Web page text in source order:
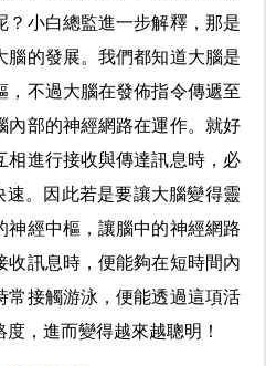
？小白總監進一步解釋，那是
腦的發展。我們都知道大腦是
，不過大腦在發佈指令傳遞至
內部的神經網路在運作。就好
相進行接收與傳達訊息時，必
速。因此若是要讓大腦變得靈
神經中樞，讓腦中的神經網路
收訊息時，便能夠在短時間內
常接觸游泳，便能透過這項活
，進而變得越來越聰明！